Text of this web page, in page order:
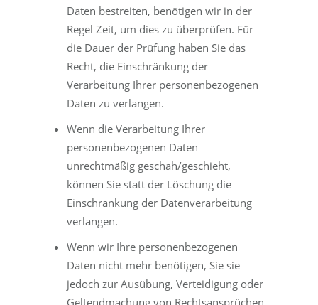
Daten bestreiten, benötigen wir in der
Regel Zeit, um dies zu überprüfen. Für
die Dauer der Prüfung haben Sie das
Recht, die Einschränkung der
Verarbeitung Ihrer personenbezogenen
Daten zu verlangen.
Wenn die Verarbeitung Ihrer
personenbezogenen Daten
unrechtmäßig geschah/geschieht,
können Sie statt der Löschung die
Einschränkung der Datenverarbeitung
verlangen.
Wenn wir Ihre personenbezogenen
Daten nicht mehr benötigen, Sie sie
jedoch zur Ausübung, Verteidigung oder
Geltendmachung von Rechtsansprüchen